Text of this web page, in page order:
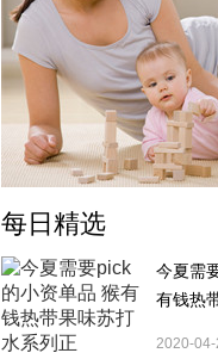
每日精选
今夏需
有钱热
2020-04-